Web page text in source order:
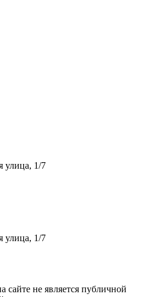
улица, 1/7
улица, 1/7
не является публичной